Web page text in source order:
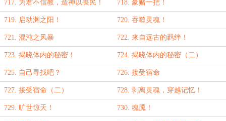
717. 为君不信教，造神以畏民！ 718. 豪赌一把！
719. 启动渊之阳！ 720. 吞噬灵魂！
721. 混沌之风暴 722. 来自远古的羁绊！
723. 揭晓体内的秘密！ 724. 揭晓体内的秘密（二）
725. 自己寻找吧？ 726. 接受宿命
727. 接受宿命（二） 728. 剥离灵魂，穿越记忆！
729. 旷世惊天！ 730. 魂魇！